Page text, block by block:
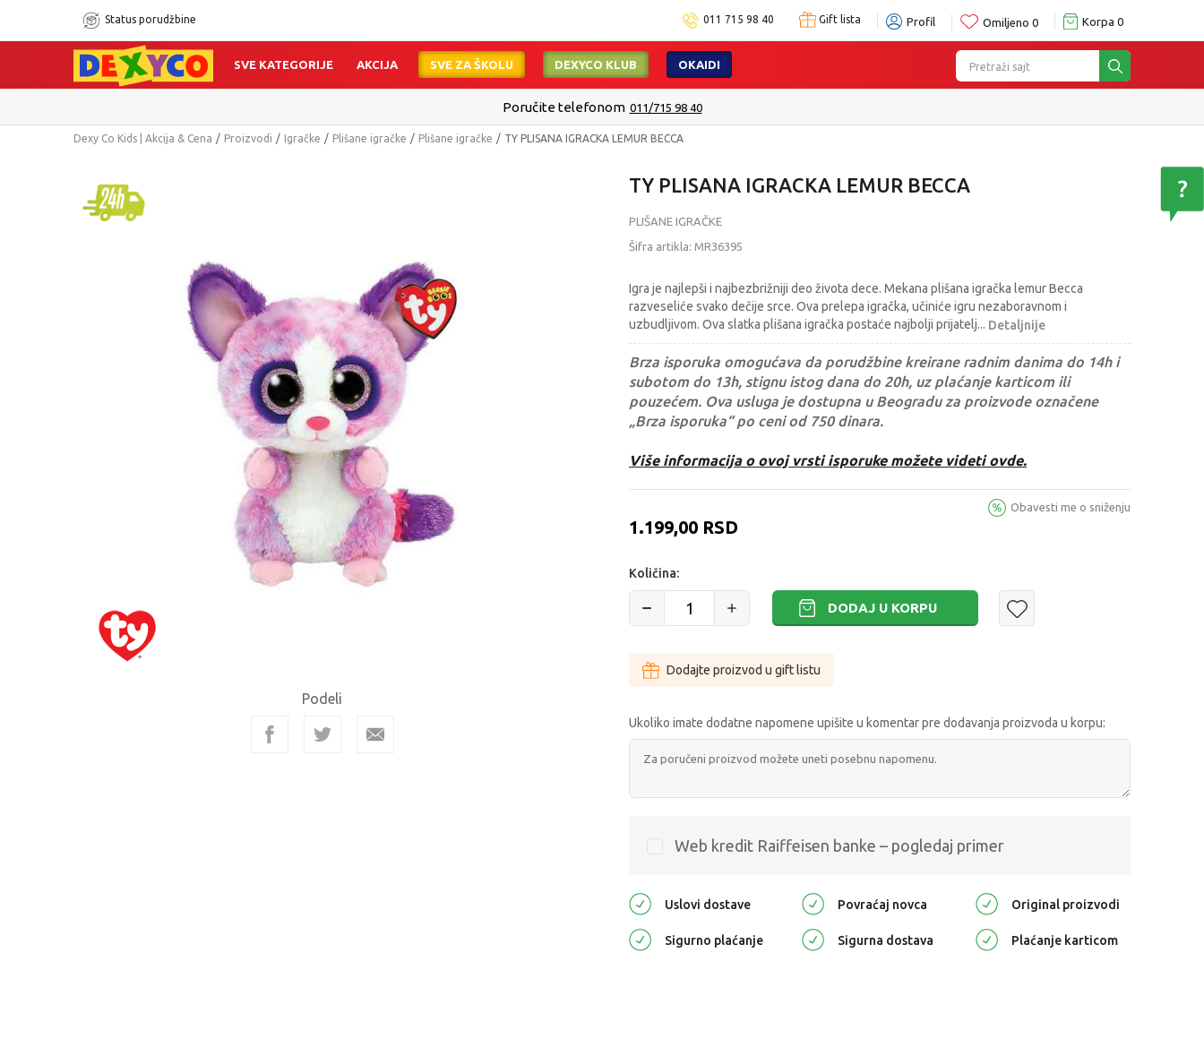
Status porudžbine 011 715 98 40 Gift lista Profil Omiljeno 0 Korpa 0
Pretraži sajt
SVE KATEGORIJE AKCIJA SVE ZA ŠKOLU DEXYCO KLUB OKAIDI
Isporuku možete očekivati u roku od 2 do 4 radna dana!
Dexy Co Kids | Akcija & Cena Proizvodi Igračke Plišane igračke Plišane igračke TY PLISANA IGRACKA LEMUR BECCA
Podeli
TY PLISANA IGRACKA LEMUR BECCA
PLIŠANE IGRAČKE
Šifra artikla: MR36395
Igra je najlepši i najbezbrižniji deo života dece. Mekana plišana igračka lemur Becca
razveseliće svako dečije srce. Ova prelepa igračka, učiniće igru nezaboravnom i
uzbudljivom. Ova slatka plišana igračka postaće najbolji prijatelj... Detaljnije
Brza isporuka omogućava da porudžbine kreirane radnim danima do 14h i
subotom do 13h, stignu istog dana do 20h, uz plaćanje karticom ili
pouzećem. Ova usluga je dostupna u Beogradu za proizvode označene
„Brza isporuka“ po ceni od 750 dinara.
Više informacija o ovoj vrsti isporuke možete videti ovde.
1.199,00 RSD
Obavesti me o sniženju
Količina:
DODAJ U KORPU
Dodajte proizvod u gift listu
Ukoliko imate dodatne napomene upišite u komentar pre dodavanja proizvoda u korpu:
Web kredit Raiffeisen banke – pogledaj primer
Uslovi dostave Povraćaj novca Original proizvodi
Sigurno plaćanje Sigurna dostava Plaćanje karticom